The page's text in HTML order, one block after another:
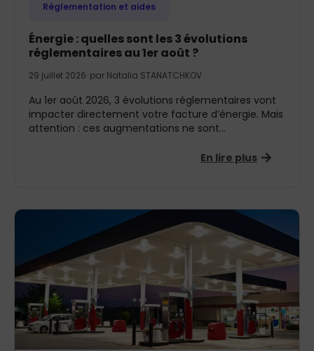
Réglementation et aides
Énergie : quelles sont les 3 évolutions
réglementaires au 1er août ?
29 juillet 2026· par Natalia STANATCHKOV
Au 1er août 2026, 3 évolutions réglementaires vont
impacter directement votre facture d’énergie. Mais
attention : ces augmentations ne sont...
En lire plus